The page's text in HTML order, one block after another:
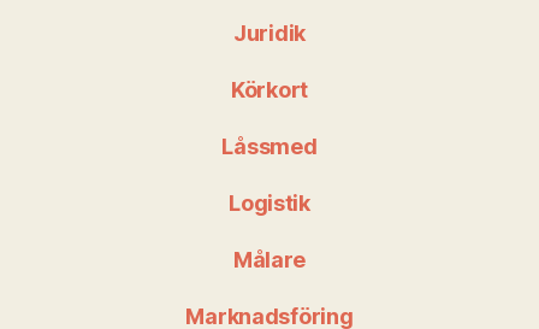
Juridik
Körkort
Låssmed
Logistik
Målare
Marknadsföring